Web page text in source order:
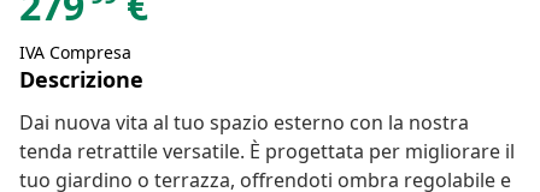
IVA Compresa
Descrizione
Dai nuova vita al tuo spazio esterno con la nostra
tenda retrattile versatile. È progettata per migliorare il
tuo giardino o terrazza, offrendoti ombra regolabile e